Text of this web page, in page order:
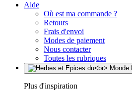
Aide
Où est ma commande ?
Retours
Frais d'envoi
Modes de paiement
Nous contacter
Toutes les rubriques
Plus d'inspiration